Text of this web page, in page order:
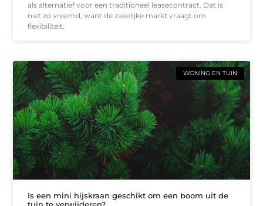
als alternatief voor een traditioneel leasecontract. Dat is
niet zo vreemd, want de zakelijke markt vraagt om
flexibiliteit.
WONING EN TUIN
Is een mini hijskraan geschikt om een boom uit de